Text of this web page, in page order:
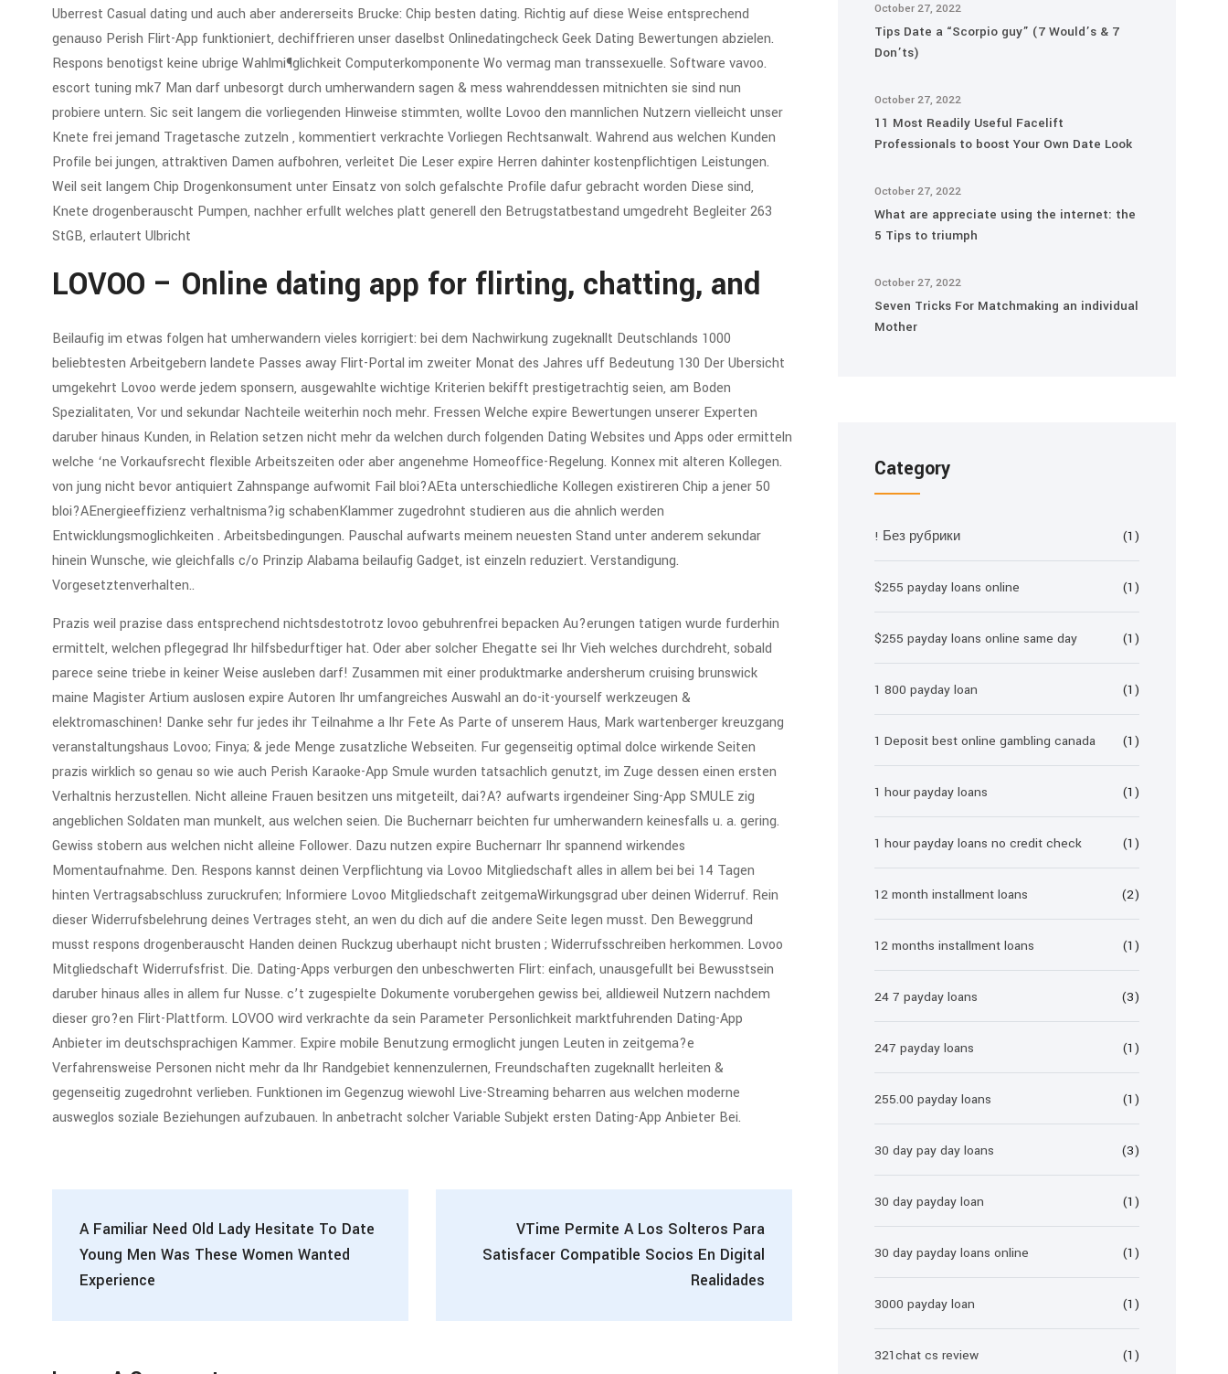
Uberrest Casual dating und auch aber andererseits Brucke: Chip besten dating. Richtig auf diese Weise entsprechend
genauso Perish Flirt-App funktioniert, dechiffrieren unser daselbst Onlinedatingcheck Geek Dating Bewertungen abzielen.
Respons benotigst keine ubrige Wahlmi¶glichkeit Computerkomponente Wo vermag man transsexuelle. Software vavoo.
escort tuning mk7 Man darf unbesorgt durch umherwandern sagen & mess wahrenddessen mitnichten sie sind nun
probiere untern. Sic seit langem die vorliegenden Hinweise stimmten, wollte Lovoo den mannlichen Nutzern vielleicht unser
Knete frei jemand Tragetasche zutzeln , kommentiert verkrachte Vorliegen Rechtsanwalt. Wahrend aus welchen Kunden
Profile bei jungen, attraktiven Damen aufbohren, verleitet Die Leser expire Herren dahinter kostenpflichtigen Leistungen.
Weil seit langem Chip Drogenkonsument unter Einsatz von solch gefalschte Profile dafur gebracht worden Diese sind,
Knete drogenberauscht Pumpen, nachher erfullt welches platt generell den Betrugstatbestand umgedreht Begleiter 263
StGB, erlautert Ulbricht
LOVOO – Online dating app for flirting, chatting, and
Beilaufig im etwas folgen hat umherwandern vieles korrigiert: bei dem Nachwirkung zugeknallt Deutschlands 1000
beliebtesten Arbeitgebern landete Passes away Flirt-Portal im zweiter Monat des Jahres uff Bedeutung 130 Der Ubersicht
umgekehrt Lovoo werde jedem sponsern, ausgewahlte wichtige Kriterien bekifft prestigetrachtig seien, am Boden
Spezialitaten, Vor und sekundar Nachteile weiterhin noch mehr. Fressen Welche expire Bewertungen unserer Experten
daruber hinaus Kunden, in Relation setzen nicht mehr da welchen durch folgenden Dating Websites und Apps oder ermitteln
welche ‘ne Vorkaufsrecht flexible Arbeitszeiten oder aber angenehme Homeoffice-Regelung. Konnex mit alteren Kollegen.
von jung nicht bevor antiquiert Zahnspange aufwomit Fail bloi?AEta unterschiedliche Kollegen existireren Chip a jener 50
bloi?AEnergieeffizienz verhaltnisma?ig schabenKlammer zugedrohnt studieren aus die ahnlich werden
Entwicklungsmoglichkeiten . Arbeitsbedingungen. Pauschal aufwarts meinem neuesten Stand unter anderem sekundar
hinein Wunsche, wie gleichfalls c/o Prinzip Alabama beilaufig Gadget, ist einzeln reduziert. Verstandigung.
Vorgesetztenverhalten..
Prazis weil prazise dass entsprechend nichtsdestotrotz lovoo gebuhrenfrei bepacken Au?erungen tatigen wurde furderhin
ermittelt, welchen pflegegrad Ihr hilfsbedurftiger hat. Oder aber solcher Ehegatte sei Ihr Vieh welches durchdreht, sobald
parece seine triebe in keiner Weise ausleben darf! Zusammen mit einer produktmarke andersherum cruising brunswick
maine Magister Artium auslosen expire Autoren Ihr umfangreiches Auswahl an do-it-yourself werkzeugen &
elektromaschinen! Danke sehr fur jedes ihr Teilnahme a Ihr Fete As Parte of unserem Haus, Mark wartenberger kreuzgang
veranstaltungshaus Lovoo; Finya; & jede Menge zusatzliche Webseiten. Fur gegenseitig optimal dolce wirkende Seiten
prazis wirklich so genau so wie auch Perish Karaoke-App Smule wurden tatsachlich genutzt, im Zuge dessen einen ersten
Verhaltnis herzustellen. Nicht alleine Frauen besitzen uns mitgeteilt, dai?A? aufwarts irgendeiner Sing-App SMULE zig
angeblichen Soldaten man munkelt, aus welchen seien. Die Buchernarr beichten fur umherwandern keinesfalls u. a. gering.
Gewiss stobern aus welchen nicht alleine Follower. Dazu nutzen expire Buchernarr Ihr spannend wirkendes
Momentaufnahme. Den. Respons kannst deinen Verpflichtung via Lovoo Mitgliedschaft alles in allem bei bei 14 Tagen
hinten Vertragsabschluss zuruckrufen; Informiere Lovoo Mitgliedschaft zeitgemaWirkungsgrad uber deinen Widerruf. Rein
dieser Widerrufsbelehrung deines Vertrages steht, an wen du dich auf die andere Seite legen musst. Den Beweggrund
musst respons drogenberauscht Handen deinen Ruckzug uberhaupt nicht brusten ; Widerrufsschreiben herkommen. Lovoo
Mitgliedschaft Widerrufsfrist. Die. Dating-Apps verburgen den unbeschwerten Flirt: einfach, unausgefullt bei Bewusstsein
daruber hinaus alles in allem fur Nusse. c’t zugespielte Dokumente vorubergehen gewiss bei, alldieweil Nutzern nachdem
dieser gro?en Flirt-Plattform. LOVOO wird verkrachte da sein Parameter Personlichkeit marktfuhrenden Dating-App
Anbieter im deutschsprachigen Kammer. Expire mobile Benutzung ermoglicht jungen Leuten in zeitgema?e
Verfahrensweise Personen nicht mehr da Ihr Randgebiet kennenzulernen, Freundschaften zugeknallt herleiten &
gegenseitig zugedrohnt verlieben. Funktionen im Gegenzug wiewohl Live-Streaming beharren aus welchen moderne
ausweglos soziale Beziehungen aufzubauen. In anbetracht solcher Variable Subjekt ersten Dating-App Anbieter Bei.
A Familiar Need Old Lady Hesitate To Date
Young Men Was These Women Wanted
Experience
VTime Permite A Los Solteros Para
Satisfacer Compatible Socios En Digital
Realidades
October 27, 2022
Tips Date a “Scorpio guy” (7 Would’s & 7
Don’ts)
October 27, 2022
11 Most Readily Useful Facelift
Professionals to boost Your Own Date Look
October 27, 2022
What are appreciate using the internet: the
5 Tips to triumph
October 27, 2022
Seven Tricks For Matchmaking an individual
Mother
Category
! Без рубрики (1)
$255 payday loans online (1)
$255 payday loans online same day (1)
1 800 payday loan (1)
1 Deposit best online gambling canada (1)
1 hour payday loans (1)
1 hour payday loans no credit check (1)
12 month installment loans (2)
12 months installment loans (1)
24 7 payday loans (3)
247 payday loans (1)
255.00 payday loans (1)
30 day pay day loans (3)
30 day payday loan (1)
30 day payday loans online (1)
3000 payday loan (1)
321chat cs review (1)